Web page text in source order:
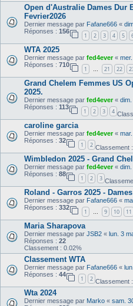
Open d'Australie Dames Dur
Fevrier2026
Dernier message par Fafane666 «
Réponses : 156
1 2 3 4 5
WTA 2025
Dernier message par fed4ever«
Réponses : 710
1 … 21 22
Grand Chelem Femmes US
2025.
Dernier message par fed4ever«
Réponses : 113
1 2 3 4
caroline garcia
Dernier message par fed4ever«
Réponses : 32
1 2 Classement
Wimbledon 2025 - Grand
Dernier message par fed4ever«
Réponses : 88
1 2 3
Roland - Garros 2025 -
Dernier message par Fafane666 «
Réponses : 332
1 … 9 10 11
Maria Sharapova
Dernier message par JSB2 « lun. 3
Réponses : 22
Classement : 0.02%
Classement WTA
Dernier message par Fafane666 «
Réponses : 44
1 2 Classement
Wta 2024
Dernier message par Marko « sam.